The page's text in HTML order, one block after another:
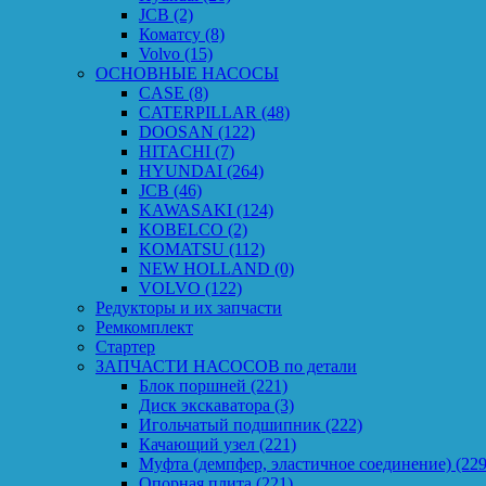
JCB (2)
Коматсу (8)
Volvo (15)
ОСНОВНЫЕ НАСОСЫ
CASE (8)
CATERPILLAR (48)
DOOSAN (122)
HITACHI (7)
HYUNDAI (264)
JCB (46)
KAWASAKI (124)
KOBELCO (2)
KOMATSU (112)
NEW HOLLAND (0)
VOLVO (122)
Редукторы и их запчасти
Ремкомплект
Стартер
ЗАПЧАСТИ НАСОСОВ по детали
Блок поршней (221)
Диск экскаватора (3)
Игольчатый подшипник (222)
Качающий узел (221)
Муфта (демпфер, эластичное соединение)